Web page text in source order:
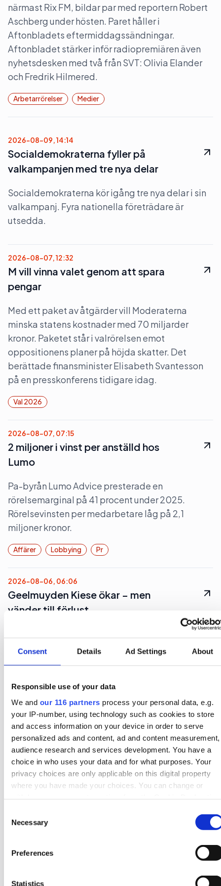
Consent Details Ad Settings About
Responsible use of your data
We and our 116 partners process your personal data, e.g.
your IP-number, using technology such as cookies to store
and access information on your device in order to serve
personalized ads and content, ad and content measurement,
audience research and services development. You have a
choice in who uses your data and for what purposes. Your
privacy choices are only applicable on this digital property
where you have made your choices. You can change or
Find out more about how your personal data is processed
social media features and to analyse our traffic. We also
Selection
Necessary
Preferences
Statistics
närmast Rix FM, bildar par med reportern Robert
Aschberg under hösten. Paret håller i
Aftonbladets eftermiddagssändningar.
Aftonbladet stärker inför radiopremiären även
nyhetsdesken med två från SVT: Olivia Elander
och Fredrik Hilmered.
Arbetarrörelser Medier
2026-08-09, 14:14
Socialdemokraterna fyller på
valkampanjen med tre nya delar
Socialdemokraterna kör igång tre nya delar i sin
valkampanj. Fyra nationella företrädare är
utsedda.
2026-08-07, 12:32
M vill vinna valet genom att spara
pengar
Med ett paket av åtgärder vill Moderaterna
minska statens kostnader med 70 miljarder
kronor. Paketet står i valrörelsen emot
oppositionens planer på höjda skatter. Det
berättade finansminister Elisabeth Svantesson
på en presskonferens tidigare idag.
Val 2026
2026-08-07, 07:15
2 miljoner i vinst per anställd hos
Lumo
Pa-byrån Lumo Advice presterade en
rörelsemarginal på 41 procent under 2025.
Rörelsevinsten per medarbetare låg på 2,1
miljoner kronor.
Affärer Lobbying Pr
2026-08-06, 06:06
Geelmuyden Kiese ökar – men
vänder till förlust
Geelmuyden Kiese fusionerade under 2025 in
förvärven Wikberg & Frisk och Hoc och ökade
Affärer Pr
2026-08-05, 15:18
S, M och SD fortsatt
”underrepresenterade” i medierna
Landets tre största partier fortsätter att en lägre
andel av artiklar / inslag i medierna än deras
föregående vecka.